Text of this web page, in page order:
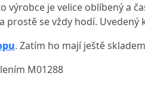
výrobce je velice oblíbený a
se vždy hodí. Uvedený
. Zatím ho mají ještě
M01288